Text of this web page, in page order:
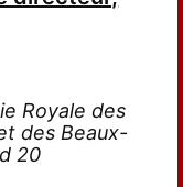
Royale des
des Beaux-
20